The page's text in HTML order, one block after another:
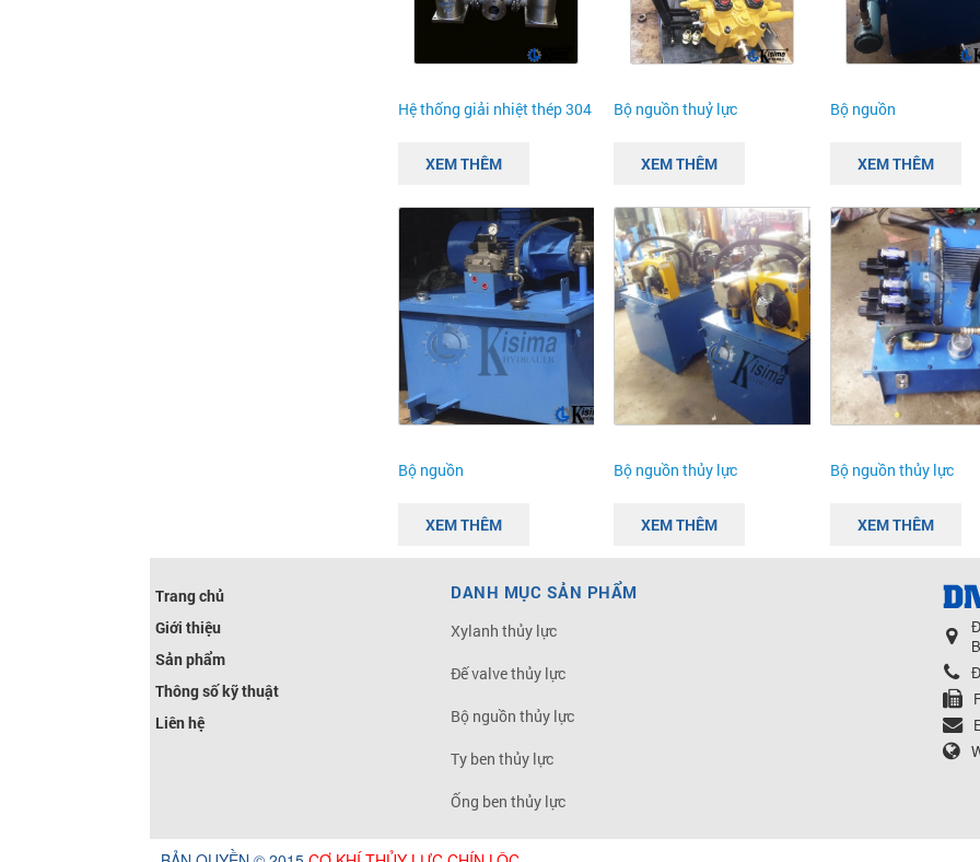
Hệ thống giải nhiệt thép 304
XEM THÊM
Bộ nguồn thuỷ lực
XEM THÊM
Bộ nguồn
XEM THÊM
Bộ nguồn
XEM THÊM
Bộ nguồn thủy lực
XEM THÊM
Bộ nguồn thủy lực
XEM THÊM
Trang chủ
Giới thiệu
Sản phẩm
Thông số kỹ thuật
Liên hệ
DANH MỤC SẢN PHẨM
Xylanh thủy lực
Đế valve thủy lực
Bộ nguồn thủy lực
Ty ben thủy lực
Ống ben thủy lực